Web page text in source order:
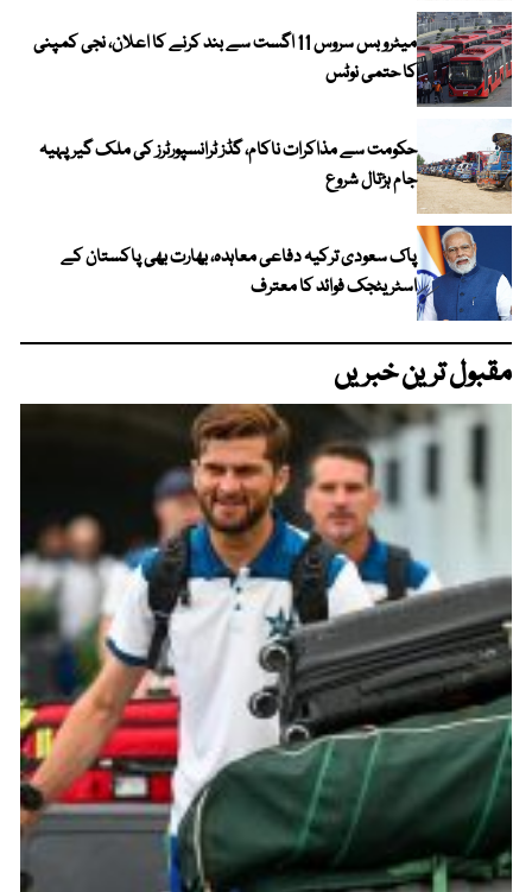
میٹرو بس سروس 11 اگست سے بند کرنے کا اعلان، نجی کمپنی
کا حتمی نوٹس
حکومت سے مذاکرات ناکام، گڈز ٹرانسپورٹرز کی ملک گیر پہیہ
جام ہڑتال شروع
پاک سعودی ترکیہ دفاعی معاہدہ، بھارت بھی پاکستان کے
اسٹریٹجک فوائد کا معترف
مقبول ترین خبریں